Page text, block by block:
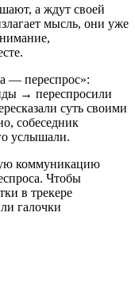
а ждут своей
мысль, они уже
— переспрос»:
→ переспросили
суть своими
собеседник
услышали.
коммуникацию
Чтобы
в трекере
галочки